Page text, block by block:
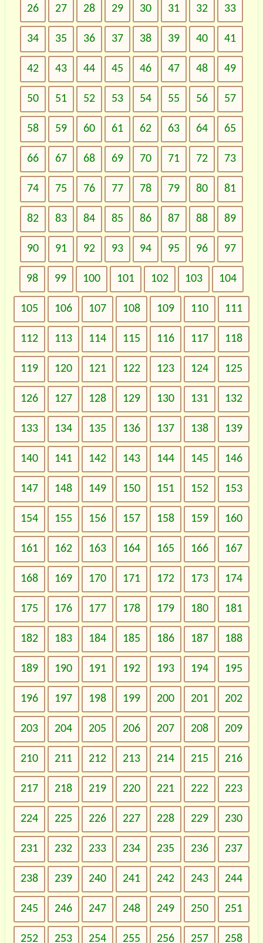
26 27 28 29 30 31 32 33
34 35 36 37 38 39 40 41
42 43 44 45 46 47 48 49
50 51 52 53 54 55 56 57
58 59 60 61 62 63 64 65
66 67 68 69 70 71 72 73
74 75 76 77 78 79 80 81
82 83 84 85 86 87 88 89
90 91 92 93 94 95 96 97
98 99 100 101 102 103 104
105 106 107 108 109 110 111
112 113 114 115 116 117 118
119 120 121 122 123 124 125
126 127 128 129 130 131 132
133 134 135 136 137 138 139
140 141 142 143 144 145 146
147 148 149 150 151 152 153
154 155 156 157 158 159 160
161 162 163 164 165 166 167
168 169 170 171 172 173 174
175 176 177 178 179 180 181
182 183 184 185 186 187 188
189 190 191 192 193 194 195
196 197 198 199 200 201 202
203 204 205 206 207 208 209
210 211 212 213 214 215 216
217 218 219 220 221 222 223
224 225 226 227 228 229 230
231 232 233 234 235 236 237
238 239 240 241 242 243 244
245 246 247 248 249 250 251
252 253 254 255 256 257 258